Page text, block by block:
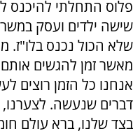
פלוס התחלתי להיכנס
שישה ילדים ועסק
שלא הכול נכנס בלו"ז.
מאשר זמן להגשים
אנחנו כל הזמן רוצים
דברים שנעשה.
בצד שלנו, ברא עולם